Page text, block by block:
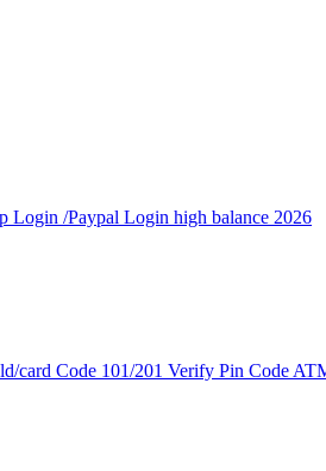
/Paypal Login high balance 2026
Code 101/201 Verify Pin Code